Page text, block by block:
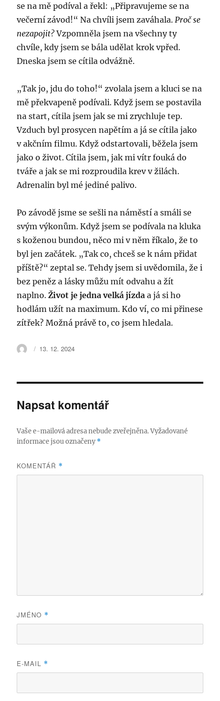
se na mě podíval a řekl: „Připravujeme se na
večerní závod!“ Na chvíli jsem zaváhala.Proč se
nezapojit?Vzpomněla jsem na všechny ty
chvíle, kdy jsem se bála udělat krok vpřed.
Dneska jsem se cítila odvážně.
„Tak jo, jdu do toho!“ zvolala jsem a kluci se na
mě překvapeně podívali. Když jsem se postavila
na start, cítila jsem jak se mi zrychluje tep.
Vzduch byl prosycen napětím a já se cítila jako
v akčním filmu. Když odstartovali, běžela jsem
jako o život. Cítila jsem, jak mi vítr fouká do
tváře a jak se mi rozproudila krev v žilách.
Adrenalin byl mé jediné palivo.
Po závodě jsme se sešli na náměstí a smáli se
svým výkonům. Když jsem se podívala na kluka
s koženou bundou, něco mi v něm říkalo, že to
byl jen začátek. „Tak co, chceš se k nám přidat
příště?“ zeptal se. Tehdy jsem si uvědomila, že i
bez peněz a lásky můžu mít odvahu a žít
naplno.Život je jedna velká jízda a já si ho
hodlám užít na maximum. Kdo ví, co mi přinese
zítřek? Možná právě to, co jsem hledala.
Autor:Publikováno:
13. 12. 2024
Napsat komentář
Vaše e-mailová adresa nebude zveřejněna. Vyžadované
informace jsou označeny*
KOMENTÁŘ *
JMÉNO *
E-MAIL *